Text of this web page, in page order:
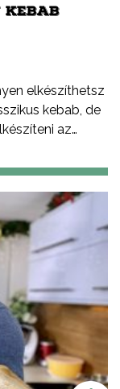
KEBAB
elkészíthetsz
kebab, de
az
minőségű,
alapanyag,
származik.